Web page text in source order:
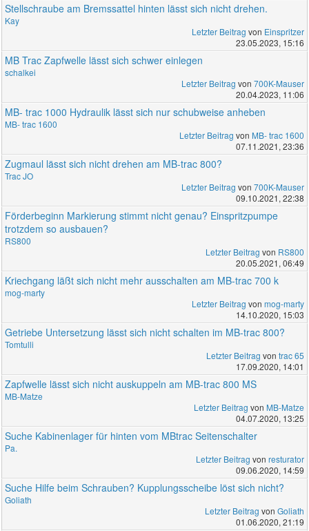
Stellschraube am Bremssattel hinten lässt sich nicht drehen.
Kay
Letzter Beitrag von Einspritzer
23.05.2023, 15:16
MB Trac Zapfwelle lässt sich schwer einlegen
schalkei
Letzter Beitrag von 700K-Mauser
20.04.2023, 11:06
MB- trac 1000 Hydraulik lässt sich nur schubweise anheben
MB- trac 1600
Letzter Beitrag von MB- trac 1600
07.11.2021, 23:36
Zugmaul lässt sich nicht drehen am MB-trac 800?
Trac JO
Letzter Beitrag von 700K-Mauser
09.10.2021, 22:38
Förderbeginn Markierung stimmt nicht genau? Einspritzpumpe
trotzdem so ausbauen?
RS800
Letzter Beitrag von RS800
20.05.2021, 06:49
Kriechgang läßt sich nicht mehr ausschalten am MB-trac 700 k
mog-marty
Letzter Beitrag von mog-marty
14.10.2020, 15:03
Getriebe Untersetzung lässt sich nicht schalten im MB-trac 800?
Tomtulli
Letzter Beitrag von trac 65
17.09.2020, 14:01
Zapfwelle lässt sich nicht auskuppeln am MB-trac 800 MS
MB-Matze
Letzter Beitrag von MB-Matze
04.07.2020, 13:25
Suche Kabinenlager für hinten vom MBtrac Seitenschalter
Pa.
Letzter Beitrag von resturator
09.06.2020, 14:59
Suche Hilfe beim Schrauben? Kupplungsscheibe löst sich nicht?
Goliath
Letzter Beitrag von Goliath
01.06.2020, 21:19